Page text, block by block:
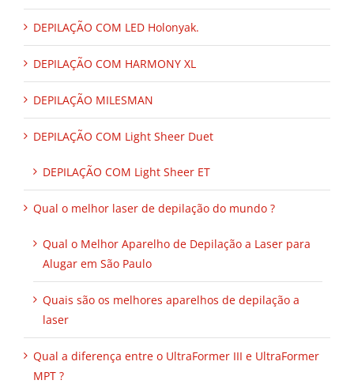
DEPILAÇÃO COM LED Holonyak.
DEPILAÇÃO COM HARMONY XL
DEPILAÇÃO MILESMAN
DEPILAÇÃO COM Light Sheer Duet
DEPILAÇÃO COM Light Sheer ET
Qual o melhor laser de depilação do mundo ?
Qual o Melhor Aparelho de Depilação a Laser para
Alugar em São Paulo
Quais são os melhores aparelhos de depilação a
laser
Qual a diferença entre o UltraFormer III e UltraFormer
MPT ?